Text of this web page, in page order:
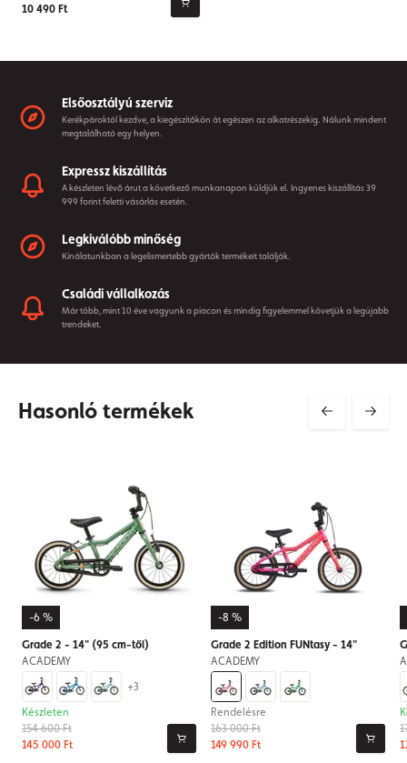
10 490 Ft
Elsőosztályú szerviz
Kerékpároktól kezdve, a kiegészítőkön át egészen az alkatrészekig. Nálunk mindent
megtalálható egy helyen.
Expressz kiszállítás
A készleten lévő árut a következő munkanapon küldjük el. Ingyenes kiszállítás 39
999 forint feletti vásárlás esetén.
Legkiválóbb minőség
Kínálatunkban a legelismertebb gyártók termékeit találják.
Családi vállalkozás
Már több, mint 10 éve vagyunk a piacon és mindig figyelemmel követjük a legújabb
trendeket.
Hasonló termékek
-6 %
Grade 2 - 14" (95 cm-től)
ACADEMY
+3
154 600 Ft
145 000 Ft
Készleten
-8 %
Grade 2 Edition FUNtasy - 14"
ACADEMY
163 000 Ft
149 990 Ft
Rendelésre